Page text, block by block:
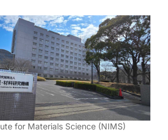
for Materials Science (NIMS)